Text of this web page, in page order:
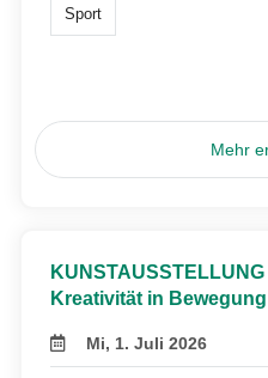
Sport
Mehr
Kreativität in Bewegung
Mi, 1. Juli 2026